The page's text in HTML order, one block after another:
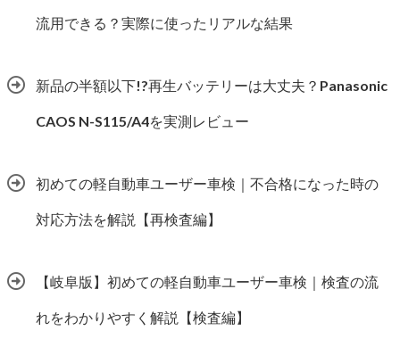
流用できる？実際に使ったリアルな結果
新品の半額以下!?再生バッテリーは大丈夫？Panasonic
CAOS N-S115/A4を実測レビュー
初めての軽自動車ユーザー車検｜不合格になった時の
対応方法を解説【再検査編】
【岐阜版】初めての軽自動車ユーザー車検｜検査の流
れをわかりやすく解説【検査編】